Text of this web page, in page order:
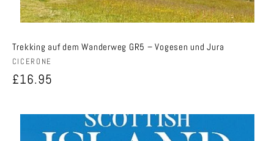
Trekking auf dem Wanderweg GR5 – Vogesen und Jura
Anbieter:
CICERONE
Normaler
£16.95